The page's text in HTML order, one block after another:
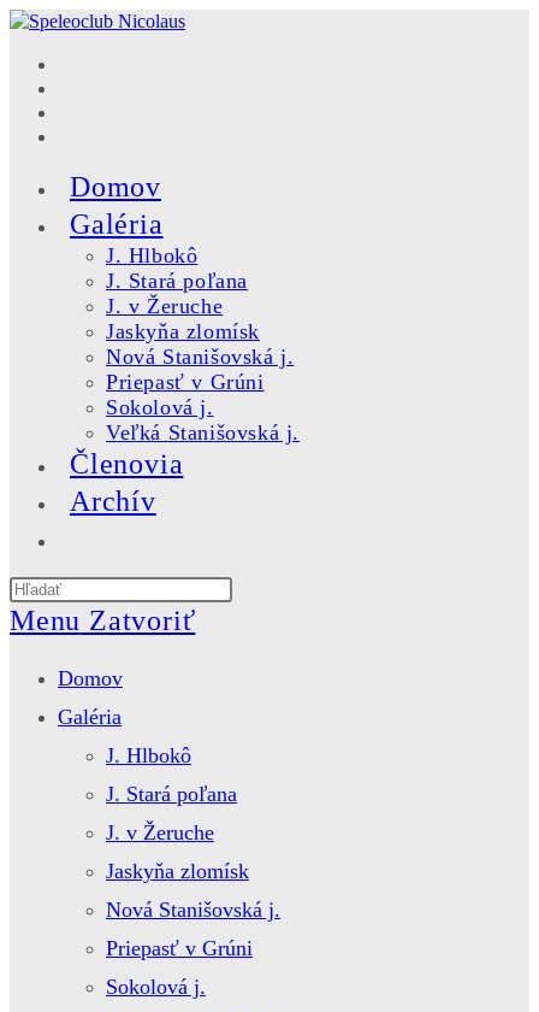
Skip
content
Domov
Galéria
J. Hlbokô
J. Stará poľana
J. v Žeruche
Jaskyňa zlomísk
Nová Stanišovská j.
Priepasť v Grúni
Sokolová j.
Veľká Stanišovská j.
Členovia
Archív
website
search
Menu Zatvoriť
Domov
Galéria
J. Hlbokô
J. Stará poľana
J. v Žeruche
Jaskyňa zlomísk
Nová Stanišovská j.
Priepasť v Grúni
Sokolová j.